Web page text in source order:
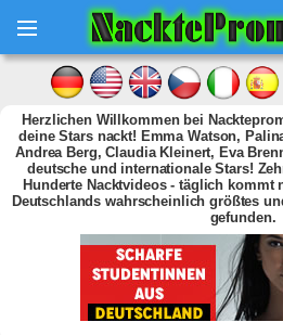
Herzlichen Willkommen bei
deine Stars nackt! Emma Watson,
Andrea Berg, Claudia Kleinert, Eva
deutsche und internationale Stars!
Hunderte Nacktvideos - täglich kommt
Deutschlands wahrscheinlich größtes
gefunden.